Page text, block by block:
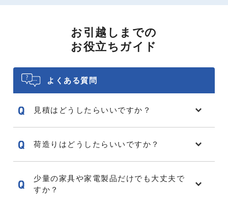
お引越しまでの
お役立ちガイド
よくある質問
見積はどうしたらいいですか？
荷造りはどうしたらいいですか？
少量の家具や家電製品だけでも大丈夫で
すか？